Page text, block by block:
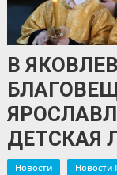
В
ДЕТСКАЯ
Новости Новости